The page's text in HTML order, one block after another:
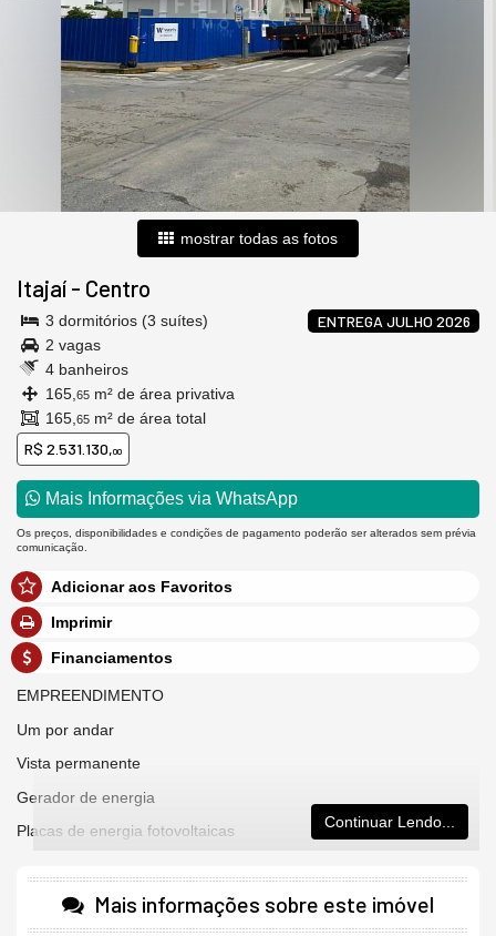
mostrar todas as fotos
Itajaí - Centro
ENTREGA JULHO 2026
3 dormitórios (3 suítes)
2 vagas
4 banheiros
165, 65 m² de área privativa
165, 65 m² de área total
R$ 2.531.130,00
Mais Informações via WhatsApp
Os preços, disponibilidades e condições de pagamento poderão ser alterados sem prévia
comunicação.
Adicionar aos Favoritos
Imprimir
Financiamentos
EMPREENDIMENTO
Um por andar
Vista permanente
Gerador de energia
Placas de energia fotovoltaicas
Vagas adicionais
Piscina com raia para natação
Continuar Lendo...
Mais informações sobre este imóvel